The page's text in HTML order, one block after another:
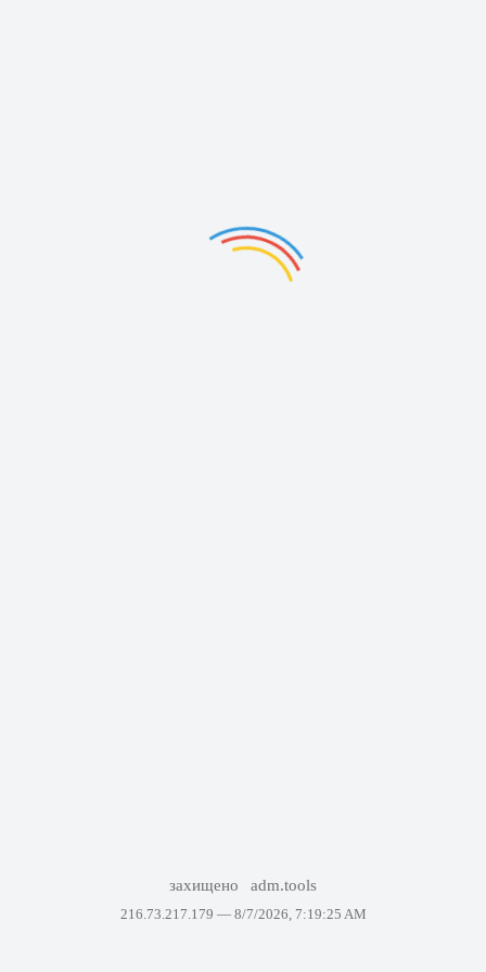
захищено adm.tools
216.73.217.179 — 8/7/2026, 7:19:25 AM